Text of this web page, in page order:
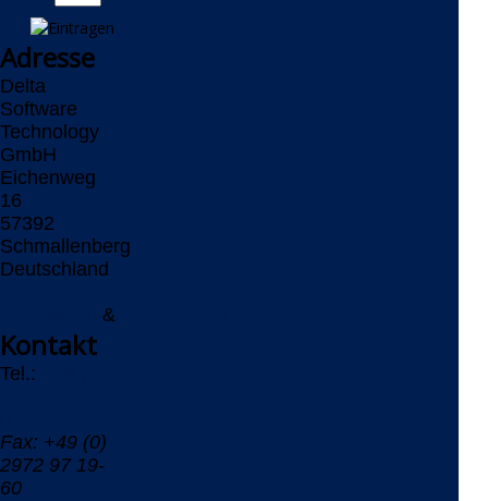
Adresse
Delta
Software
Technology
GmbH
Eichenweg
16
57392
Schmallenberg
Deutschland
&
Kontakt
Tel.:
Fax: +49 (0)
2972 97 19-
60